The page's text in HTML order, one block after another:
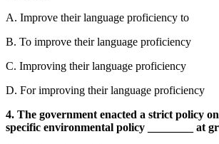
A. Improve their language proficiency to
B. To improve their language proficiency
C. Improving their language proficiency
D. For improving their language proficiency
4. The government enacted a strict policy
specific environmental policy ________ at